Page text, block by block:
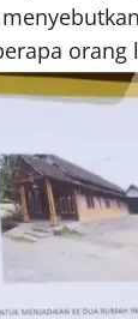
orang